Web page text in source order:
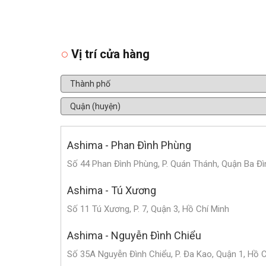
Vị trí cửa hàng
Ashima - Phan Đình Phùng
Số 44 Phan Đình Phùng, P. Quán Thánh, Quận Ba
Ashima - Tú Xương
Số 11 Tú Xương, P. 7, Quận 3, Hồ Chí Minh
Ashima - Nguyễn Đình Chiểu
Số 35A Nguyễn Đình Chiểu, P. Đa Kao, Quận 1, Hồ